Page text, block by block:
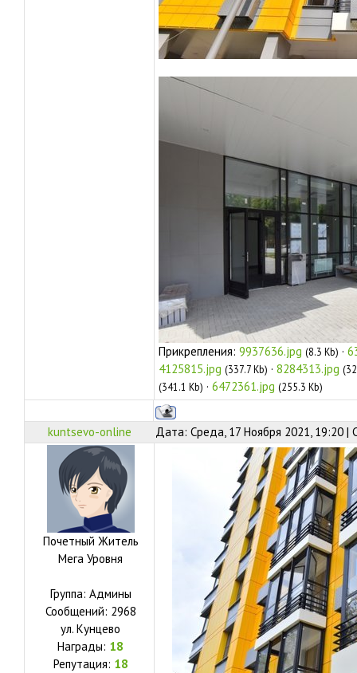
Прикрепления: 9937636.jpg (8.3 Kb) ·
4125815.jpg (337.7 Kb) · 8284313.jpg
(341.1 Kb) · 6472361.jpg (255.3 Kb)
kuntsevo-online Дата: Среда, 17 Ноября 2021, 19:20 |
Почетный Житель
Мега Уровня
Группа: Админы
Сообщений: 2968
ул. Кунцево
Награды: 18
Репутация: 18